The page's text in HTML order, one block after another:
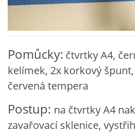
VZDĚLÁVACÍ BLOK ÚNOR
VZDĚLÁVACÍ BLOK BŘEZEN
VZDĚLÁVACÍ BLOK DUBEN
Pomůcky: čtvrtky A4,
kelímek, 2x korkový
červená tempera
Postup: na čtvrtky A4
zavařovací sklenice,